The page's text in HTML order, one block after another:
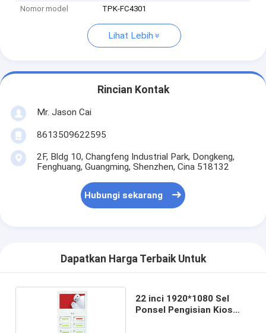
Nomor model
TPK-FC4301
Lihat Lebih
Rincian Kontak
Mr. Jason Cai
8613509622595
2F, Bldg 10, Changfeng Industrial Park, Dongkeng,
Fenghuang, Guangming, Shenzhen, Cina 518132
Hubungi sekarang
Dapatkan Harga Terbaik Untuk
22 inci 1920*1080 Sel
Ponsel Pengisian Kios